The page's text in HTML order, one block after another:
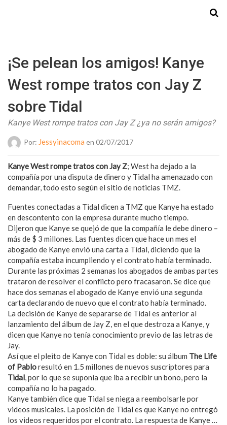
¡Se pelean los amigos! Kanye
West rompe tratos con Jay Z
sobre Tidal
Kanye West rompe tratos con Jay Z ¿ya no serán amigos?
Por: Jessyinacoma en 02/07/2017
Kanye West rompe tratos con Jay Z; West ha dejado a la
compañía por una disputa de dinero y Tidal ha amenazado con
demandar, todo esto según el sitio de noticias TMZ.
Fuentes conectadas a Tidal dicen a TMZ que Kanye ha estado
en descontento con la empresa durante mucho tiempo.
Dijeron que Kanye se quejó de que la compañía le debe dinero –
más de $ 3 millones. Las fuentes dicen que hace un mes el
abogado de Kanye envió una carta a Tidal, diciendo que la
compañía estaba incumpliendo y el contrato había terminado.
Durante las próximas 2 semanas los abogados de ambas partes
trataron de resolver el conflicto pero fracasaron. Se dice que
hace dos semanas el abogado de Kanye envió una segunda
carta declarando de nuevo que el contrato había terminado.
La decisión de Kanye de separarse de Tidal es anterior al
lanzamiento del álbum de Jay Z, en el que destroza a Kanye, y
dicen que Kanye no tenía conocimiento previo de las letras de
Jay.
Así que el pleito de Kanye con Tidal es doble: su álbum The Life
of Pabloresultó en 1.5 millones de nuevos suscriptores para
Tidal, por lo que se suponía que iba a recibir un bono, pero la
compañía no lo ha pagado.
Kanye también dice que Tidal se niega a reembolsarle por
videos musicales. La posición de Tidal es que Kanye no entregó
los videos requeridos por el contrato. La respuesta de Kanye …